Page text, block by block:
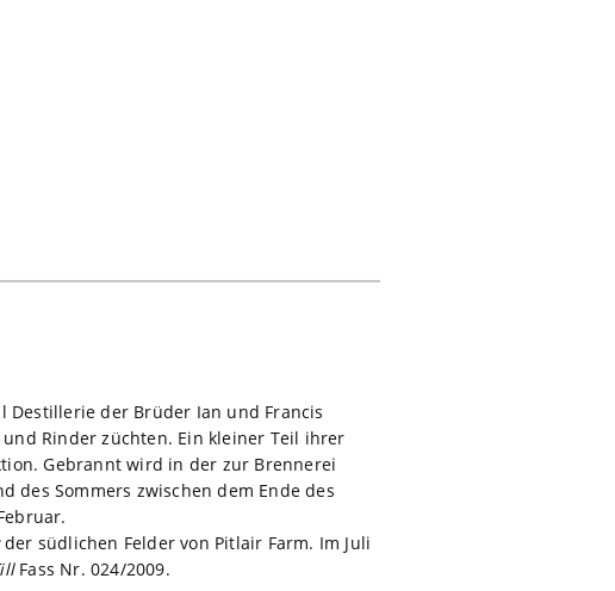
Destillerie der Brüder Ian und Francis
Rinder züchten. Ein kleiner Teil ihrer
Gebrannt wird in der zur Brennerei
des Sommers zwischen dem Ende des
der südlichen Felder von Pitlair Farm. Im Juli
Fass Nr. 024/2009.